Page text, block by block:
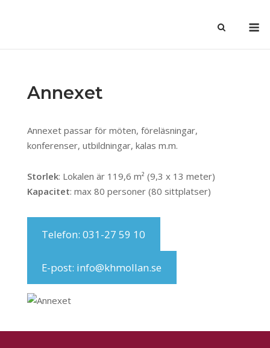
Annexet
Annexet passar för möten, föreläsningar,
konferenser, utbildningar, kalas m.m.
Storlek: Lokalen är 119,6 m² (9,3 x 13 meter)
Kapacitet: max 80 personer (80 sittplatser)
Telefon: 031-27 59 10
E-post: info@khmollan.se